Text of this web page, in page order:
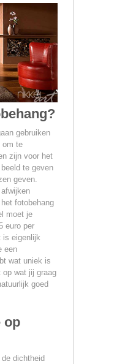
gebruiken
om te
zijn voor het
te geven
geven.
fotobehang
moet je
euro per
is eigenlijk
een
wat uniek is
op wat jij graag
goed
op
dichtheid